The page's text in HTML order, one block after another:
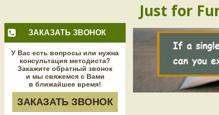
ЗАКАЗАТЬ ЗВОНОК
У Вас есть вопросы или нужна
консультация методиста?
Закажите обратный звонок
и мы свяжемся с Вами
в ближайшее время!
ЗАКАЗАТЬ ЗВОНОК
Just for